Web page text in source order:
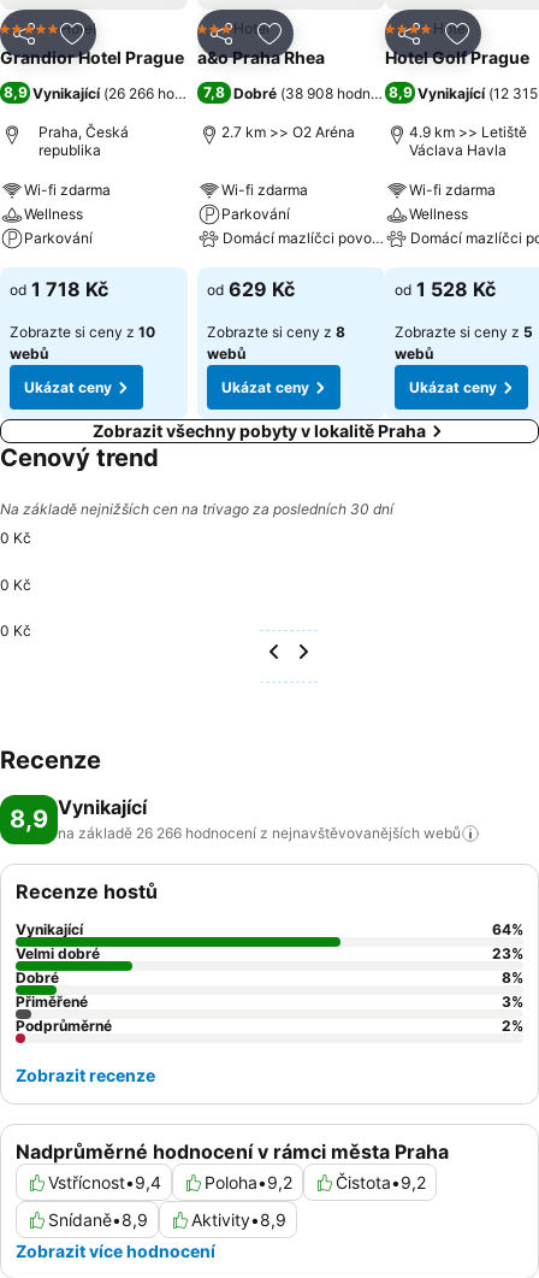
Sdílet Přidat na seznam oblíbených hotelů
5 Počet hvězdiček
Hotel
Grandior Hotel Prague
8,9 Vynikající (26 266 hodnocení )
Praha, Česká
republika
Wi-fi zdarma
Wellness
Parkování
od 1 718 Kč
Zobrazte si ceny z 10
webů
Ukázat ceny
Sdílet Přidat na seznam oblíbených
3 Počet hvězdiček
Hotel
a&o Praha Rhea
7,8 Dobré (38 908 hodnocení)
2.7 km >> O2 Aréna
Wi-fi zdarma
Parkování
Domácí mazlíčci povoleni
od 629 Kč
Zobrazte si ceny z 8
webů
Ukázat ceny
Sdílet Přidat
4 Počet hvězdiček
Hotel
Hotel Golf Prague
8,9 Vynikající (12
4.9 km >> Letiště
Václava Havla
Wi-fi zdarma
Wellness
Domácí mazlíčci
od 1 528 Kč
Zobrazte si ceny z 5
webů
Ukázat ceny
Zobrazit všechny pobyty v lokalitě Praha
Cenový trend
Na základě nejnižších cen na trivago za posledních 30 dní
0 Kč
0 Kč
0 Kč
Recenze
8,9 Vynikající
na základě 26 266 hodnocení z nejnavštěvovanějších webů
Nadprůměrné hodnocení v rámci města Praha
Vstřícnost•9,4 Poloha•9,2 Čistota•9,2
Snídaně•8,9 Aktivity•8,9
Zobrazit více hodnocení
Recenze hostů
Vynikající 64%
Velmi dobré
23%
Dobré
8%
Přiměřené
3%
Podprůměrné
2%
Zobrazit recenze